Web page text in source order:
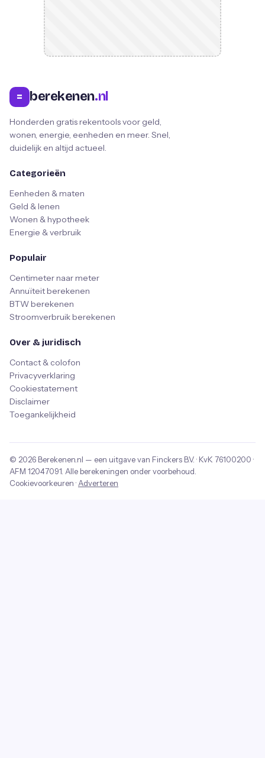
= berekenen.nl
Honderden gratis rekentools voor geld,
wonen, energie, eenheden en meer. Snel,
duidelijk en altijd actueel.
Categorieën
Eenheden & maten
Geld & lenen
Wonen & hypotheek
Energie & verbruik
Populair
Centimeter naar meter
Annuïteit berekenen
BTW berekenen
Stroomverbruik berekenen
Over & juridisch
Contact & colofon
Privacyverklaring
Cookiestatement
Disclaimer
Toegankelijkheid
© 2026 Berekenen.nl — een uitgave van Finckers B.V. · KvK 76100200 ·
AFM 12047091 . Alle berekeningen onder voorbehoud.
Cookievoorkeuren · Adverteren